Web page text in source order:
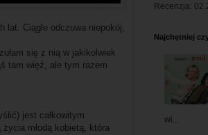
lat. Ciągle odczuwa niepokój,
się z nią w jakikolwiek
tam więź, ale tym razem
jest całkowitym
młodą kobietą, która
Recenzja:
Najchętniej
wi...